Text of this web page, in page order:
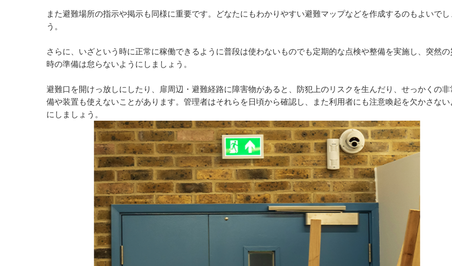
また避難場所の指示や掲示も同様に重要です。どなたにもわかりやすい避難マップなどを作成するのもよいでし
う。
さらに、いざという時に正常に稼働できるように普段は使わないものでも定期的な点検や整備を実施し、突然の
時の準備は怠らないようにしましょう。
避難口を開けっ放しにしたり、扉周辺・避難経路に障害物があると、防犯上のリスクを生んだり、せっかくの非
備や装置も使えないことがあります。管理者はそれらを日頃から確認し、また利用者にも注意喚起を欠かさない
にしましょう。